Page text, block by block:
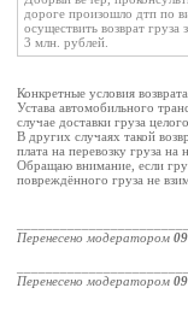
дороге произошло дтп по
осуществить возврат
3 млн. рублей.
Конкретные условия
Устава автомобильного
случае доставки груза
В других случаях такой
плата на перевозку груза на
Обращаю внимание, если
повреждённого груза не
Перенесено модератором
Перенесено модератором